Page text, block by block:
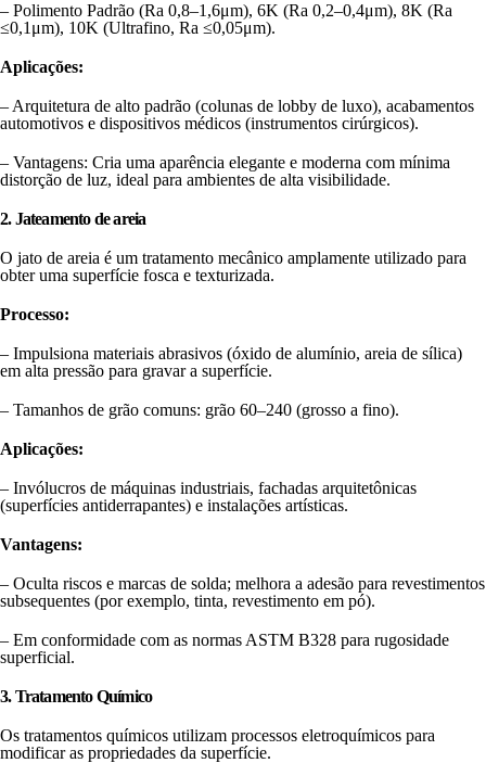
– Polimento Padrão (Ra 0,8–1,6μm), 6K (Ra 0,2–0,4μm), 8K (Ra
≤0,1μm), 10K (Ultrafino, Ra ≤0,05μm).
Aplicações:
– Arquitetura de alto padrão (colunas de lobby de luxo), acabamentos
automotivos e dispositivos médicos (instrumentos cirúrgicos).
– Vantagens: Cria uma aparência elegante e moderna com mínima
distorção de luz, ideal para ambientes de alta visibilidade.
2. Jateamento de areia
O jato de areia é um tratamento mecânico amplamente utilizado para
obter uma superfície fosca e texturizada.
Processo:
– Impulsiona materiais abrasivos (óxido de alumínio, areia de sílica)
em alta pressão para gravar a superfície.
– Tamanhos de grão comuns: grão 60–240 (grosso a fino).
Aplicações:
– Invólucros de máquinas industriais, fachadas arquitetônicas
(superfícies antiderrapantes) e instalações artísticas.
Vantagens:
– Oculta riscos e marcas de solda; melhora a adesão para revestimentos
subsequentes (por exemplo, tinta, revestimento em pó).
– Em conformidade com as normas ASTM B328 para rugosidade
superficial.
3. Tratamento Químico
Os tratamentos químicos utilizam processos eletroquímicos para
modificar as propriedades da superfície.